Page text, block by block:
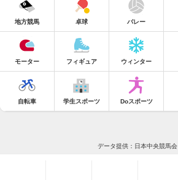
地方競馬 卓球 バレー
モーター フィギュア ウィンター
自転車 学生スポーツ Doスポーツ
データ提供：日本中央競馬会